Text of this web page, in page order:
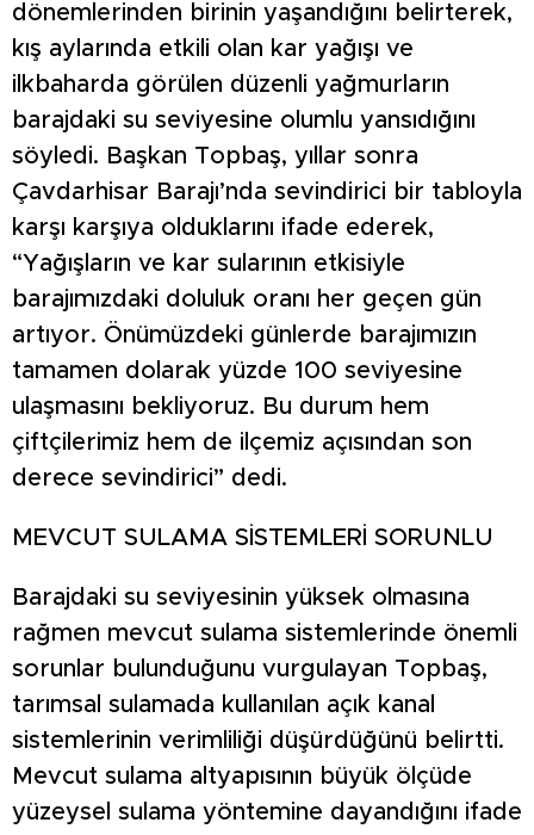
dönemlerinden birinin yaşandığını belirterek,
kış aylarında etkili olan kar yağışı ve
ilkbaharda görülen düzenli yağmurların
barajdaki su seviyesine olumlu yansıdığını
söyledi. Başkan Topbaş, yıllar sonra
Çavdarhisar Barajı’nda sevindirici bir tabloyla
karşı karşıya olduklarını ifade ederek,
“Yağışların ve kar sularının etkisiyle
barajımızdaki doluluk oranı her geçen gün
artıyor. Önümüzdeki günlerde barajımızın
tamamen dolarak yüzde 100 seviyesine
ulaşmasını bekliyoruz. Bu durum hem
çiftçilerimiz hem de ilçemiz açısından son
derece sevindirici” dedi.
MEVCUT SULAMA SİSTEMLERİ SORUNLU
Barajdaki su seviyesinin yüksek olmasına
rağmen mevcut sulama sistemlerinde önemli
sorunlar bulunduğunu vurgulayan Topbaş,
tarımsal sulamada kullanılan açık kanal
sistemlerinin verimliliği düşürdüğünü belirtti.
Mevcut sulama altyapısının büyük ölçüde
yüzeysel sulama yöntemine dayandığını ifade